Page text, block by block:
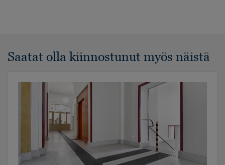
Saatat olla kiinnostunut myös näistä